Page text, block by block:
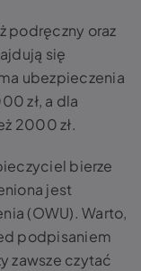
podręczny oraz
się
ubezpieczenia
zł, a dla
2000 zł.
bierze
jest
(OWU). Warto,
podpisaniem
zawsze czytać